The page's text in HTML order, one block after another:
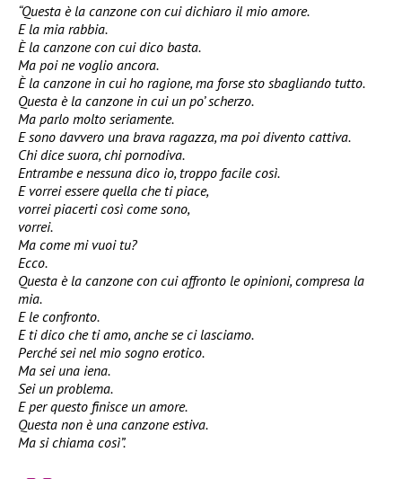
“Questa è la canzone con cui dichiaro il mio amore.
E la mia rabbia.
È la canzone con cui dico basta.
Ma poi ne voglio ancora.
È la canzone in cui ho ragione, ma forse sto sbagliando tutto.
Questa è la canzone in cui un po’ scherzo.
Ma parlo molto seriamente.
E sono davvero una brava ragazza, ma poi divento cattiva.
Chi dice suora, chi pornodiva.
Entrambe e nessuna dico io, troppo facile così.
E vorrei essere quella che ti piace,
vorrei piacerti così come sono,
vorrei.
Ma come mi vuoi tu?
Ecco.
Questa è la canzone con cui affronto le opinioni, compresa la
mia.
E le confronto.
E ti dico che ti amo, anche se ci lasciamo.
Perché sei nel mio sogno erotico.
Ma sei una iena.
Sei un problema.
E per questo finisce un amore.
Questa non è una canzone estiva.
Ma si chiama così”.